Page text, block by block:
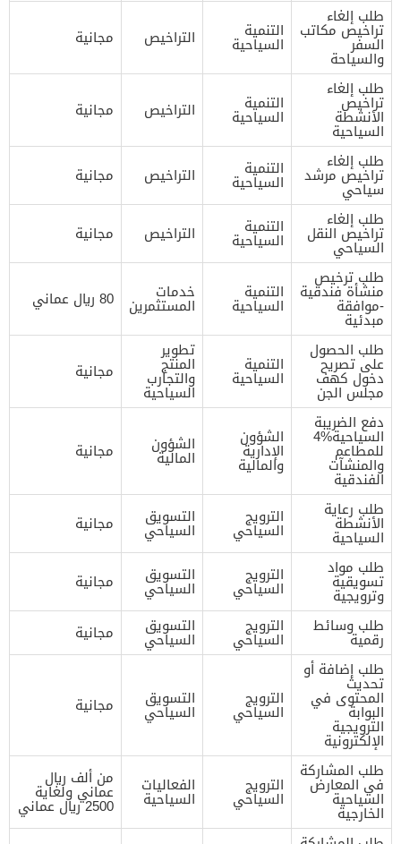
طلب إلغاء
تراخيص مكاتب
السفر
والسياحة
التنمية
السياحية التراخيص مجانية
طلب إلغاء
تراخيص
الأنشطة
السياحية
التنمية
السياحية التراخيص مجانية
طلب إلغاء
تراخيص مرشد
سياحي
التنمية
السياحية التراخيص
مجانية
طلب إلغاء
تراخيص النقل
السياحي
التنمية
السياحية التراخيص
مجانية
طلب ترخيص
منشأة فندقية
-موافقة
مبدئية
التنمية
السياحية
خدمات
المستثمرين 80 ريال عماني
طلب الحصول
على تصريح
دخول كهف
مجلس الجن
التنمية
السياحية
تطوير
المنتج
والتجارب
السياحية
مجانية
دفع الضريبة
السياحية%4
للمطاعم
والمنشآت
الفندقية
الشؤون
الإدارية
والمالية
الشؤون
المالية مجانية
طلب رعاية
الأنشطة
السياحية
الترويج
السياحي
التسويق
السياحي
مجانية
طلب مواد
تسويقية
وترويجية
الترويج
السياحي
التسويق
السياحي
مجانية
طلب وسائط
رقمية
الترويج
السياحي
التسويق
السياحي
مجانية
طلب إضافة أو
تحديث
المحتوى في
البوابة
الترويجية
الإلكترونية
الترويج
السياحي
التسويق
السياحي مجانية
طلب المشاركة
في المعارض
السياحية
الخارجية
الترويج
السياحي
الفعاليات
السياحية
من ألف ريال
عماني ولغاية
2500 ريال عماني